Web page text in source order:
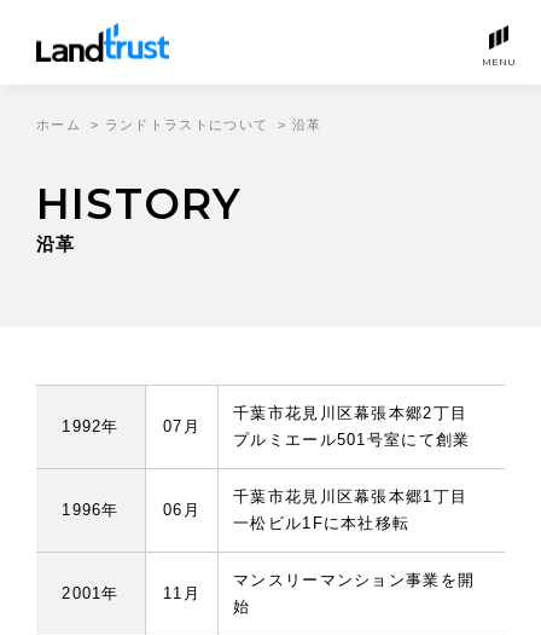
MENU
HISTORY
沿革
ホーム > ランドトラストについて >沿革
1992年 07月
千葉市花見川区幕張本郷2丁目
プルミエール501号室にて創業
1996年 06月
千葉市花見川区幕張本郷1丁目
一松ビル1Fに本社移転
2001年 11月
マンスリーマンション事業を開
始